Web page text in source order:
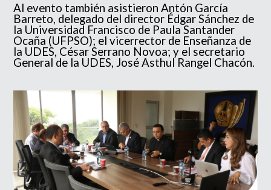
Al evento también asistieron Antón García
Barreto, delegado del director Édgar Sánchez de
la Universidad Francisco de Paula Santander
Ocaña (UFPSO); el vicerrector de Enseñanza de
la UDES, César Serrano Novoa; y el secretario
General de la UDES, José Asthul Rangel Chacón.